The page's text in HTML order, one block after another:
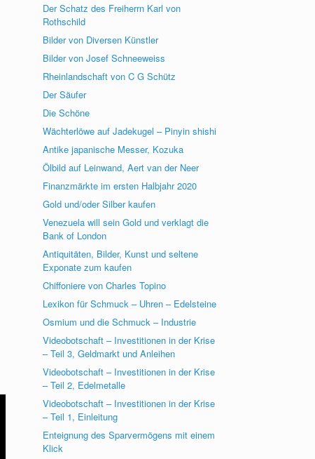
Der Schatz des Freiherrn Karl von
Rothschild
Bilder von Diversen Künstler
Bilder von Josef Schneeweiss
Rheinlandschaft von C G Schütz
Der Säufer
Die Schöne
Wächterlöwe auf Jadekugel – Pinyin shishi
Antike japanische Messer, Kozuka
Ölbild auf Leinwand, Aert van der Neer
Finanzmärkte im ersten Halbjahr 2020
Gold und/oder Silber kaufen
Venezuela will sein Gold und verklagt die
Bank of London
Antiquitäten, Bilder, Kunst und seltene
Exponate zum kaufen
Chiffoniere von Charles Topino
Lexikon für Schmuck – Uhren – Edelsteine
Osmium und die Schmuck – Industrie
Videobotschaft – Investitionen in der Krise
– Teil 3, Geldmarkt und Anleihen
Videobotschaft – Investitionen in der Krise
– Teil 2, Edelmetalle
Videobotschaft – Investitionen in der Krise
– Teil 1, Einleitung
Enteignung des Sparvermögens mit einem
Klick